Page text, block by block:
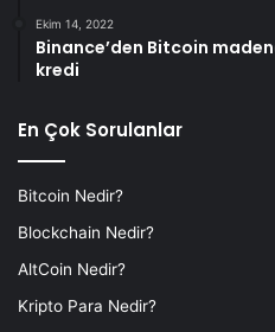
Ekim 14, 2022
Binance’den Bitcoin
kredi
En Çok Sorulanlar
Bitcoin Nedir?
Blockchain Nedir?
AltCoin Nedir?
Kripto Para Nedir?